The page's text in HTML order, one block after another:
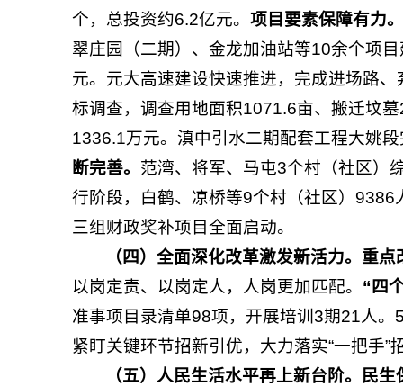
个，总投资约6.2亿元。 项目要素保障有力。
翠庄园（二期）、金龙加油站等10余个项
元。元大高速建设快速推进，完成进场路
标调查，调查用地面积1071.6亩、搬迁坟
1336.1万元。滇中引水二期配套工程大姚
断完善。 范湾、将军、马屯3个村（社区）
行阶段，白鹤、凉桥等9个村（社区）
三组财政奖补项目全面启动。
（四）全面深化改革激发新活力。 重点
以岗定责、以岗定人，人岗更加匹配。 “四
准事项目录清单98项，开展培训3期21人
紧盯关键环节招新引优，大力落实“一把手
（五）人民生活水平再上新台阶。
民生